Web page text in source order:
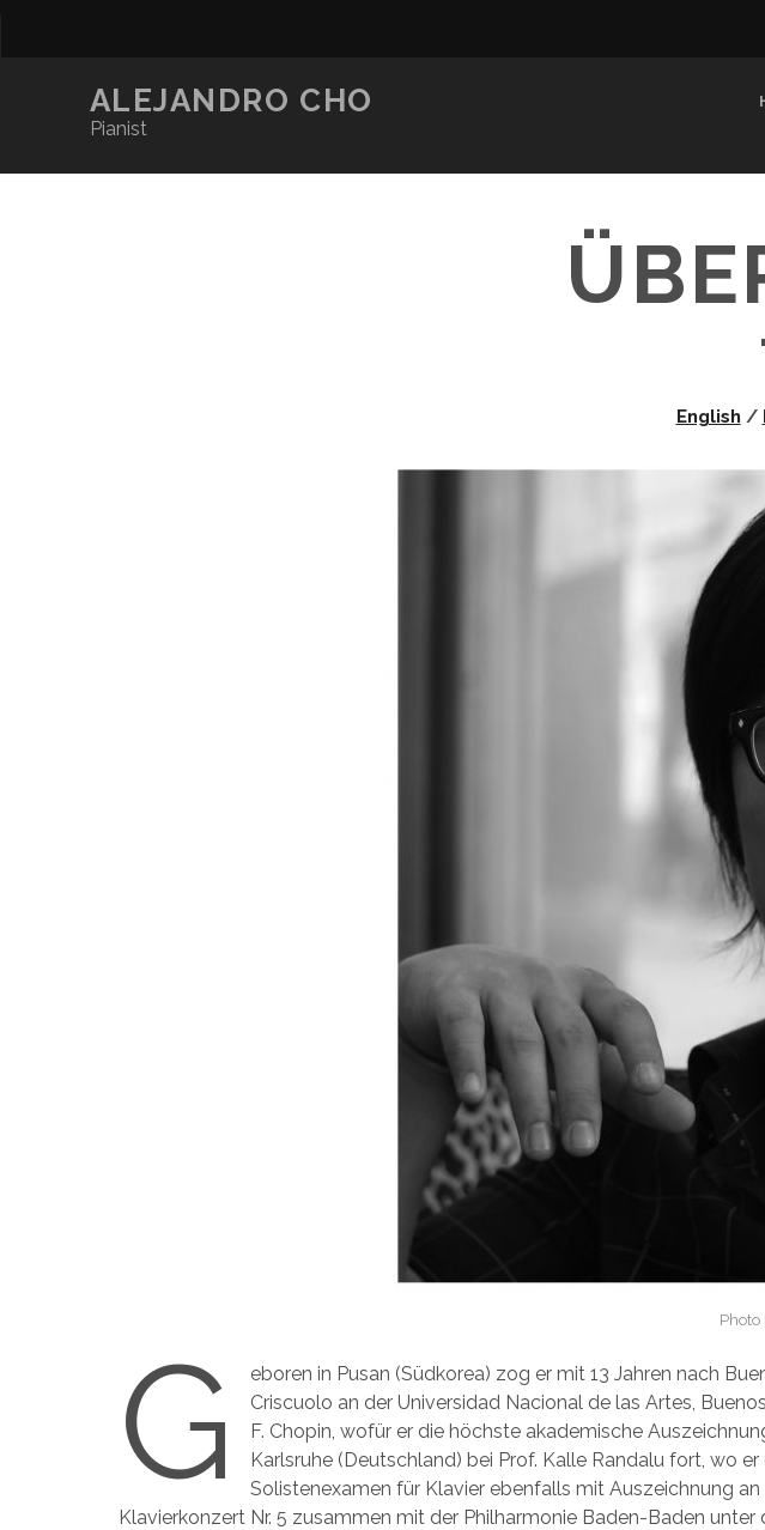
ALEJANDRO CHO
Pianist
English /
G
eboren in Pusan (Südkorea) zog er mit 13 Jahren nach
Criscuolo an der Universidad Nacional de las Artes,
F. Chopin, wofür er die höchste akademische
Karlsruhe (Deutschland) bei Prof. Kalle Randalu fort, wo
Solistenexamen für Klavier ebenfalls mit Auszeichnung
Klavierkonzert Nr. 5 zusammen mit der Philharmonie Baden-Baden